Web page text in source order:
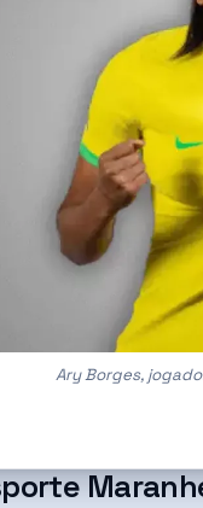
Ary Borges,